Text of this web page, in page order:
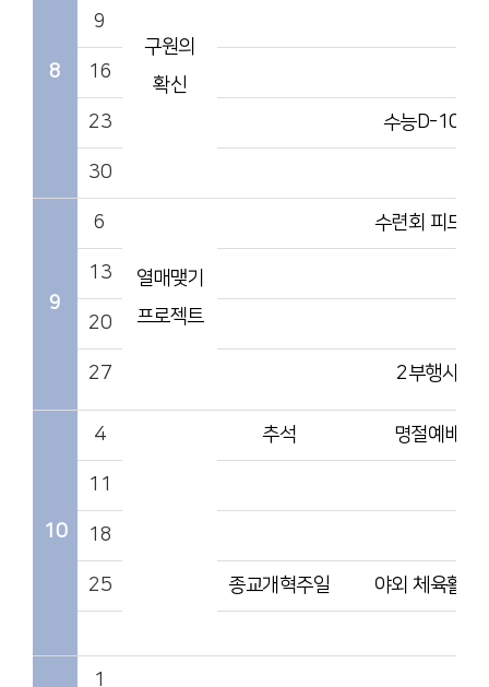
8
구원의
확신
9
16
23 수능D-100
30
9
6
열매맺기
프로젝트
수련회 피드백
13
20
27 2부행사
10
4 추석 명절예배
11
18
25 종교개혁주일 야외 체육활돌
1